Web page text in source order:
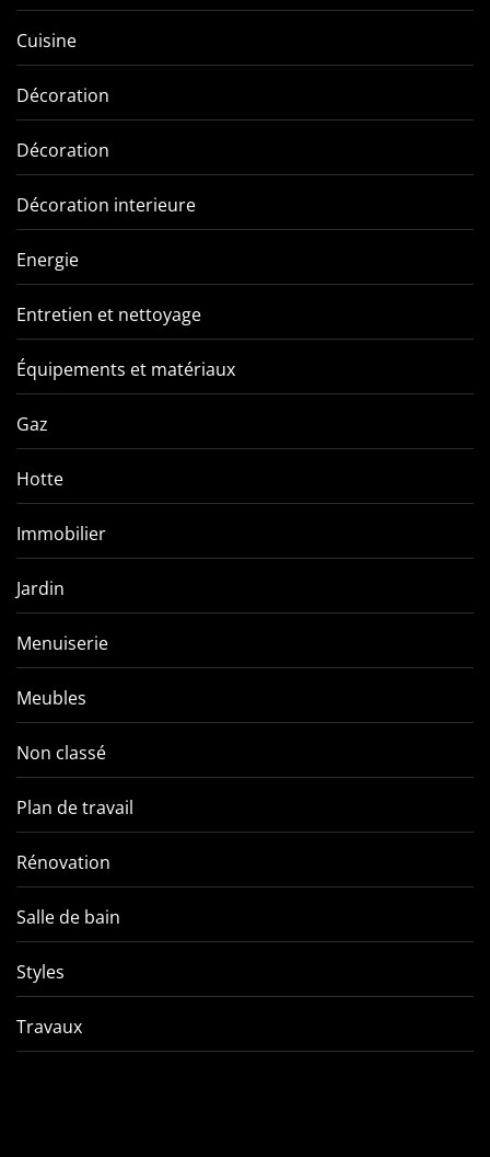
Cuisine
Décoration
Décoration
Décoration interieure
Energie
Entretien et nettoyage
Équipements et matériaux
Gaz
Hotte
Immobilier
Jardin
Menuiserie
Meubles
Non classé
Plan de travail
Rénovation
Salle de bain
Styles
Travaux